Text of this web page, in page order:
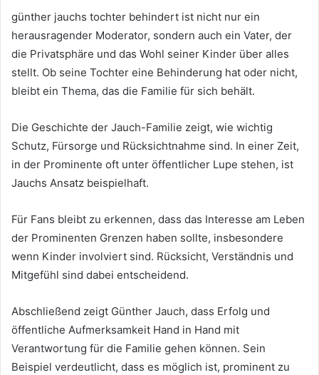
günther jauchs tochter behindert ist nicht nur ein
herausragender Moderator, sondern auch ein Vater, der
die Privatsphäre und das Wohl seiner Kinder über alles
stellt. Ob seine Tochter eine Behinderung hat oder nicht,
bleibt ein Thema, das die Familie für sich behält.
Die Geschichte der Jauch-Familie zeigt, wie wichtig
Schutz, Fürsorge und Rücksichtnahme sind. In einer Zeit,
in der Prominente oft unter öffentlicher Lupe stehen, ist
Jauchs Ansatz beispielhaft.
Für Fans bleibt zu erkennen, dass das Interesse am Leben
der Prominenten Grenzen haben sollte, insbesondere
wenn Kinder involviert sind. Rücksicht, Verständnis und
Mitgefühl sind dabei entscheidend.
Abschließend zeigt Günther Jauch, dass Erfolg und
öffentliche Aufmerksamkeit Hand in Hand mit
Verantwortung für die Familie gehen können. Sein
Beispiel verdeutlicht, dass es möglich ist, prominent zu